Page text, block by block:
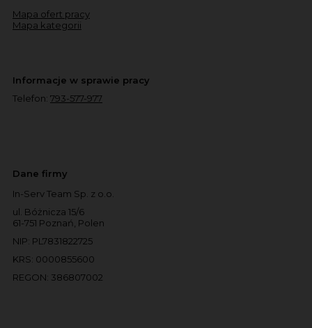
Mapa ofert pracy
Mapa kategorii
Informacje w sprawie pracy
Telefon: 793-577-977
Dane firmy
In-Serv Team Sp. z o.o.
ul. Bóżnicza 15/6
61-751 Poznań, Polen
NIP: PL7831822725
KRS: 0000855600
REGON: 386807002